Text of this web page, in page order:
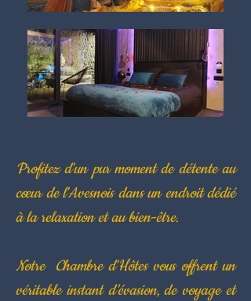
Profitez d'un pur moment de détente au
cœur de l'Avesnois dans un endroit dédié
à la relaxation et au bien-être.
Notre Chambre d'Hôtes vous offrent un
véritable instant d’évasion, de voyage et